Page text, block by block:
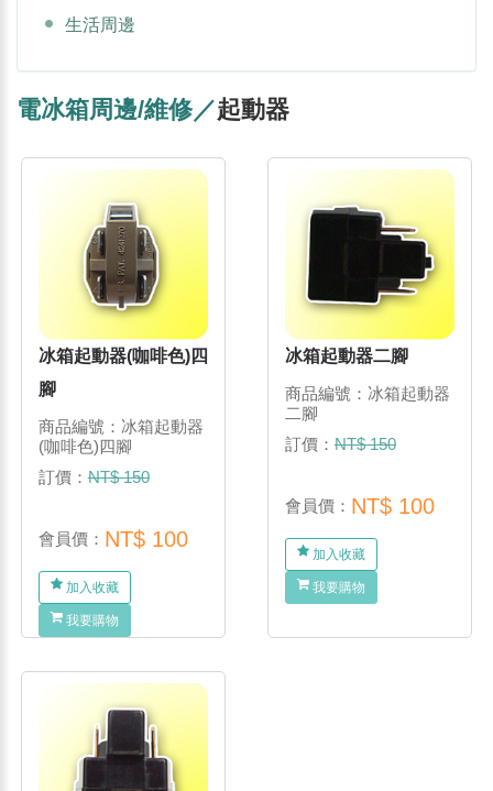
生活周邊
電冰箱周邊/維修／起動器
冰箱起動器(咖啡色)四
腳
商品編號：冰箱起動器
(咖啡色)四腳
訂價：NT$ 150
會員價： NT$ 100
加入收藏
我要購物
冰箱起動器二腳
商品編號：冰箱起動器
二腳
訂價：NT$ 150
會員價： NT$ 100
加入收藏
我要購物